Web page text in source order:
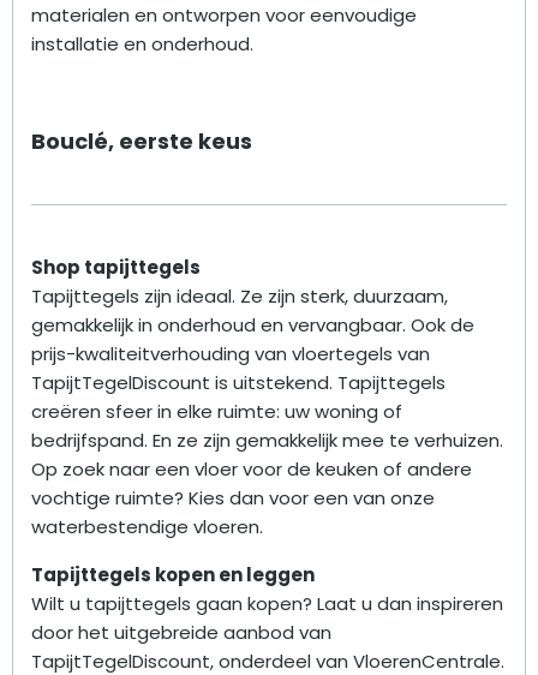
materialen en ontworpen voor eenvoudige
installatie en onderhoud.
Bouclé, eerste keus
Shop tapijttegels
Tapijttegels zijn ideaal. Ze zijn sterk, duurzaam,
gemakkelijk in onderhoud en vervangbaar. Ook de
prijs-kwaliteitverhouding van vloertegels van
TapijtTegelDiscount is uitstekend. Tapijttegels
creëren sfeer in elke ruimte: uw woning of
bedrijfspand. En ze zijn gemakkelijk mee te verhuizen.
Op zoek naar een vloer voor de keuken of andere
vochtige ruimte? Kies dan voor een van onze
waterbestendige vloeren.
Tapijttegels kopen en leggen
Wilt u tapijttegels gaan kopen? Laat u dan inspireren
door het uitgebreide aanbod van
TapijtTegelDiscount, onderdeel van VloerenCentrale.